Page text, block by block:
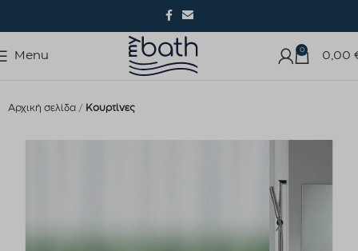
Menu 0 0,00
Αρχική σελίδα Κουρτίνες